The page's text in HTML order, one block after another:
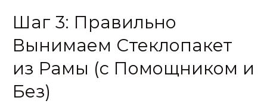
Шаг 3: Правильно
Вынимаем Стеклопакет
из Рамы (с Помощником и
Без)